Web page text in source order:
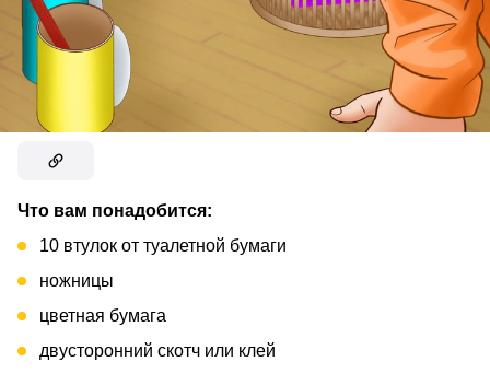
Что вам понадобится:
10 втулок от туалетной бумаги
ножницы
цветная бумага
двусторонний скотч или клей